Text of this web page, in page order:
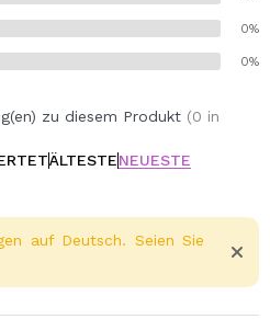
0%
0%
zu diesem Produkt (0 in
ÄLTESTENEUESTE
auf Deutsch. Seien Sie